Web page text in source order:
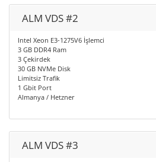
ALM VDS #2
Intel Xeon E3-1275V6 İşlemci
3 GB DDR4 Ram
3 Çekirdek
30 GB NVMe Disk
Limitsiz Trafik
1 Gbit Port
Almanya / Hetzner
ALM VDS #3